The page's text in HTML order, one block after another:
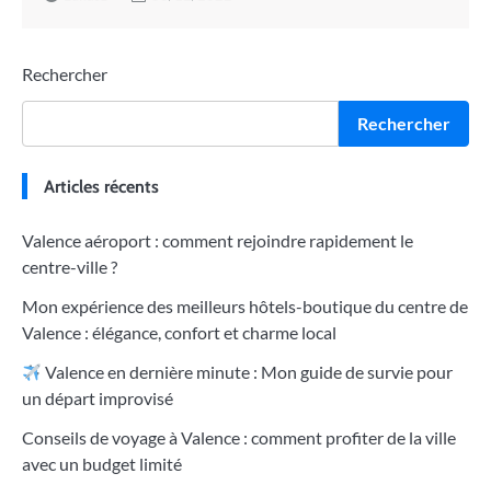
Rechercher
Rechercher
Articles récents
Valence aéroport : comment rejoindre rapidement le
centre-ville ?
Mon expérience des meilleurs hôtels-boutique du centre de
Valence : élégance, confort et charme local
Valence en dernière minute : Mon guide de survie pour
un départ improvisé
Conseils de voyage à Valence : comment profiter de la ville
avec un budget limité